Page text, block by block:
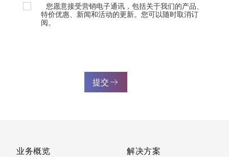
您愿意接受营销电子通讯，包括关于我们的产品、
特价优惠、新闻和活动的更新。您可以随时取消订
阅。
提交
业务概览
解决方案